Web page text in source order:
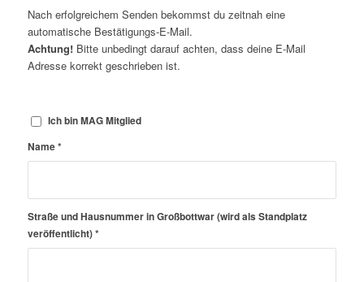
Nach erfolgreichem Senden bekommst du zeitnah eine
automatische Bestätigungs-E-Mail.
Achtung!Bitte unbedingt darauf achten, dass deine E-Mail
Adresse korrekt geschrieben ist.
Ich bin MAG Mitglied
Name*
Straße und Hausnummer in Großbottwar (wird als Standplatz
veröffentlicht)*